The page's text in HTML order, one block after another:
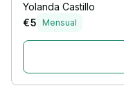
Yolanda Castillo
€ 5 Mensual